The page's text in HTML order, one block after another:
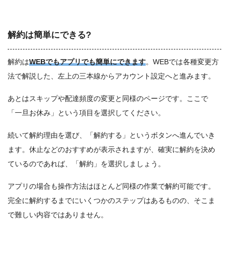
解約は簡単にできる?
解約はWEBでもアプリでも簡単にできます。WEBでは各種変更方
法で解説した、左上の三本線からアカウント設定へと進みます。
あとはスキップや配達頻度の変更と同様のページです。ここで
「一旦お休み」という項目を選択してください。
続いて解約理由を選び、「解約する」というボタンへ進んでいき
ます。休止などのおすすめが表示されますが、確実に解約を決め
ているのであれば、「解約」を選択しましょう。
アプリの場合も操作方法はほとんど同様の作業で解約可能です。
完全に解約するまでにいくつかのステップはあるものの、そこま
で難しい内容ではありません。